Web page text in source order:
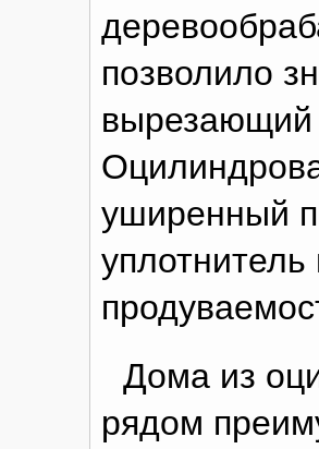
позволило
вырезающий
уширенный
Дома из
рядом